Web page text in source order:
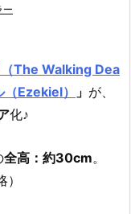
ー
（The Walking Dea
Ezekiel） 」 が、
化♪
全高：約30cm。